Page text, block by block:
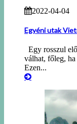
2022-04-04
Egyéni utak
Egy rosszul
válhat, főleg,
Ezen...